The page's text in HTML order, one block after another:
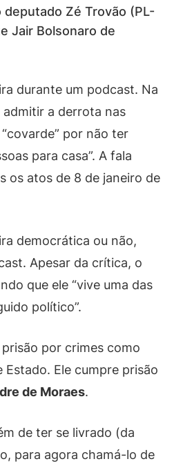
Zé Trovão (PL-
Jair Bolsonaro de
durante um podcast. Na
a derrota nas
por não ter
para casa”. A fala
os atos de 8 de janeiro de
democrática ou não,
Apesar da crítica, o
que ele “vive uma das
político”.
por crimes como
Ele cumpre prisão
de Moraes.
de ter se livrado (da
para agora chamá-lo de